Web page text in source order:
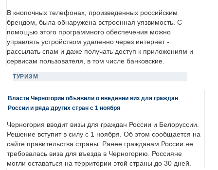
В кнопочных телефонах, произведенных российским
брендом, была обнаружена встроенная уязвимость. С
помощью этого программного обеспечения можно
управлять устройством удаленно через интернет -
рассылать спам и даже получать доступ к приложениям и
сервисам пользователя, в том числе банковские.
ТУРИЗМ
Власти Черногории объявили о введении виз для граждан
России и ряда других стран с 1 ноября
Черногория вводит визы для граждан России и Белоруссии.
Решение вступит в силу с 1 ноября. Об этом сообщается на
сайте правительства страны. Ранее гражданам России не
требовалась виза для въезда в Черногорию. Россияне
могли оставаться на территории этой страны до 30 дней.